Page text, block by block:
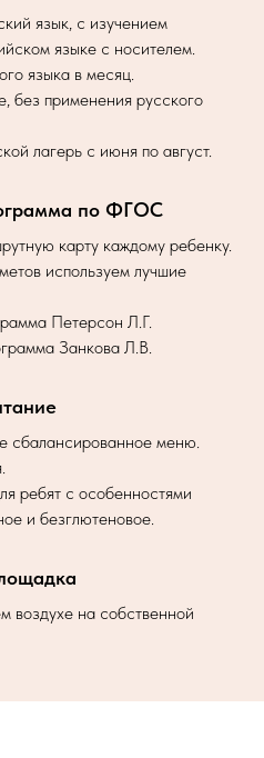
язык, с изучением
языке с носителем.
языка в месяц.
без применения русского
лагерь с июня по август.
по ФГОС
карту каждому ребенку.
используем лучшие
Петерсон Л.Г.
Занкова Л.В.
сбалансированное меню.
ребят с особенностями
и безглютеновое.
воздухе на собственной